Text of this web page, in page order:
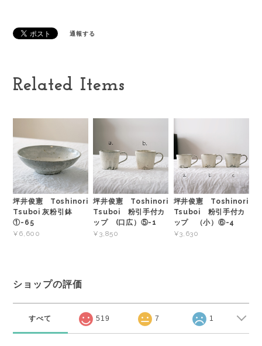
通報する
Related Items
坪井俊憲 Toshinori
Tsuboi 灰粉引鉢
①-65
¥6,600
坪井俊憲 Toshinori
Tsuboi 粉引手付カ
ップ (口広）⑤-1
¥3,850
坪井俊憲 Toshinori
Tsuboi 粉引手付カ
ップ （小）⑥-4
¥3,630
ショップの評価
すべて 519 7 1